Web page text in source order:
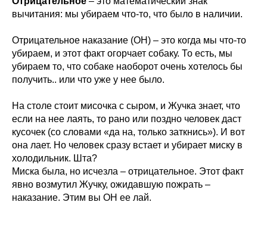
вычитания: мы убираем что-то, что было в наличии.
Отрицательное наказание (ОН) – это когда мы что-то
убираем, и этот факт огорчает собаку. То есть, мы
убираем то, что собаке наоборот очень хотелось бы
получить.. или что уже у нее было.
На столе стоит мисочка с сыром, и Жучка знает, что
если на нее лаять, то рано или поздно человек даст
кусочек (со словами «да на, только заткнись»). И вот
она лает. Но человек сразу встает и убирает миску в
холодильник. Шта?
Миска была, но исчезла – отрицательное. Этот факт
явно возмутил Жучку, ожидавшую пожрать –
наказание. Этим вы ОН ее лай.